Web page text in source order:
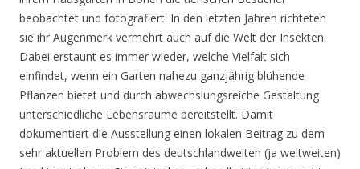
beobachtet und fotografiert. In den letzten Jahren richteten
sie ihr Augenmerk vermehrt auch auf die Welt der Insekten.
Dabei erstaunt es immer wieder, welche Vielfalt sich
einfindet, wenn ein Garten nahezu ganzjährig blühende
Pflanzen bietet und durch abwechslungsreiche Gestaltung
unterschiedliche Lebensräume bereitstellt. Damit
dokumentiert die Ausstellung einen lokalen Beitrag zu dem
sehr aktuellen Problem des deutschlandweiten (ja weltweiten)